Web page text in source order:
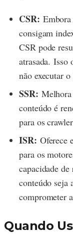
CSR:
consigam
CSR pode
atrasada. Isso
não executar
SSR:
conteúdo é
para os
ISR: Oferece
para os
capacidade
conteúdo seja
comprometer
Quando